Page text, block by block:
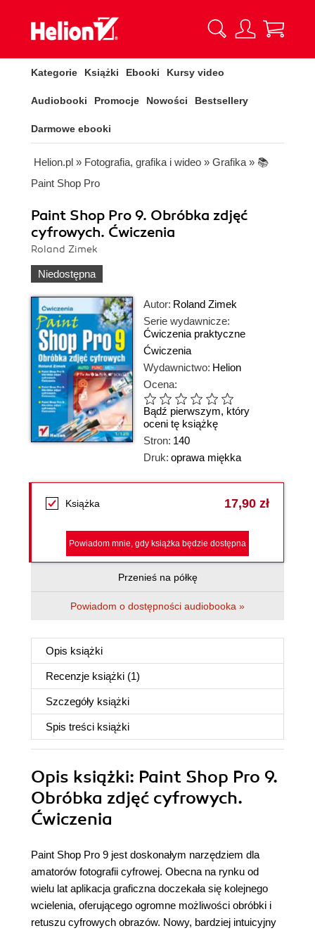
Kategorie Książki Ebooki Kursy video
Audiobooki Promocje Nowości Bestsellery
Darmowe ebooki
Helion.pl » Fotografia, grafika i wideo » Grafika » 📚
Paint Shop Pro
Paint Shop Pro 9. Obróbka zdjęć
cyfrowych. Ćwiczenia
Roland Zimek
Niedostępna
Autor: Roland Zimek
Serie wydawnicze:
Ćwiczenia praktyczne
Ćwiczenia
Wydawnictwo: Helion
Ocena:
Bądź pierwszym, który
oceni tę książkę
Stron: 140
Druk: oprawa miękka
Książka 17,90 zł
Powiadom mnie, gdy książka będzie dostępna
Przenieś na półkę
Powiadom o dostępności audiobooka »
Opis książki
Recenzje książki (1)
Szczegóły książki
Spis treści książki
Opis książki: Paint Shop Pro 9.
Obróbka zdjęć cyfrowych.
Ćwiczenia
Paint Shop Pro 9 jest doskonałym narzędziem dla
amatorów fotografii cyfrowej. Obecna na rynku od
wielu lat aplikacja graficzna doczekała się kolejnego
wcielenia, oferującego ogromne możliwości obróbki i
retuszu cyfrowych obrazów. Nowy, bardziej intuicyjny